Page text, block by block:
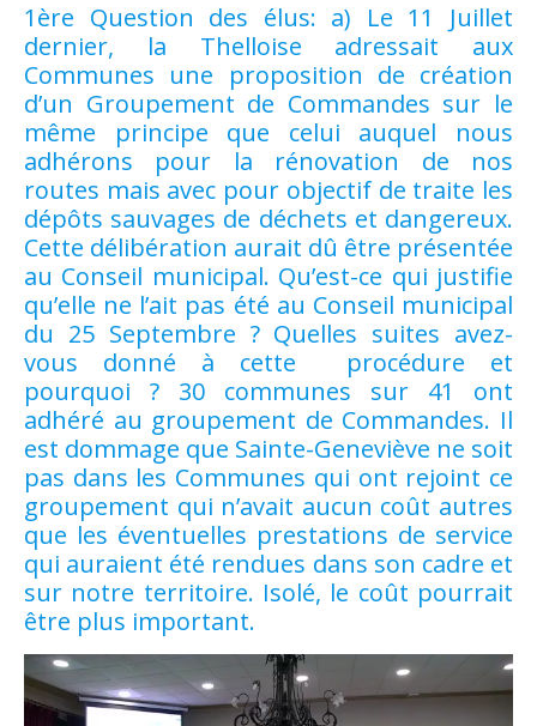
1ère Question des élus: a) Le 11 Juillet
dernier, la Thelloise adressait aux
Communes une proposition de création
d’un Groupement de Commandes sur le
même principe que celui auquel nous
adhérons pour la rénovation de nos
routes mais avec pour objectif de traite les
dépôts sauvages de déchets et dangereux.
Cette délibération aurait dû être présentée
au Conseil municipal. Qu’est-ce qui justifie
qu’elle ne l’ait pas été au Conseil municipal
du 25 Septembre ? Quelles suites avez-
vous donné à cette procédure et
pourquoi ? 30 communes sur 41 ont
adhéré au groupement de Commandes. Il
est dommage que Sainte-Geneviève ne soit
pas dans les Communes qui ont rejoint ce
groupement qui n’avait aucun coût autres
que les éventuelles prestations de service
qui auraient été rendues dans son cadre et
sur notre territoire. Isolé, le coût pourrait
être plus important.